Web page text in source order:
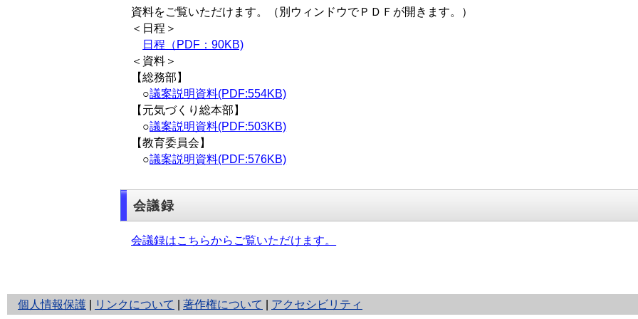
資料をご覧いただけます。（別ウィンドウでＰＤＦが開きます。）
＜日程＞
日程（PDF：90KB)
＜資料＞
【総務部】
○議案説明資料(PDF:554KB)
【元気づくり総本部】
○議案説明資料(PDF:503KB)
【教育委員会】
○議案説明資料(PDF:576KB)
会議録
会議録はこちらからご覧いただけます。
個人情報保護
と
リンクについて 著作権について アクセシビリティ